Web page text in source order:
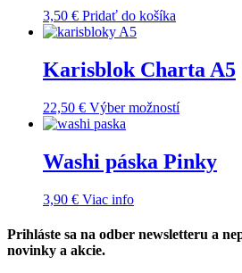
3,50 € Pridať do košíka
Karisblok Charta A5
22,50 € Výber možností
Washi páska Pinky
3,90 € Viac info
Prihláste sa na odber newsletteru a
novinky a akcie.